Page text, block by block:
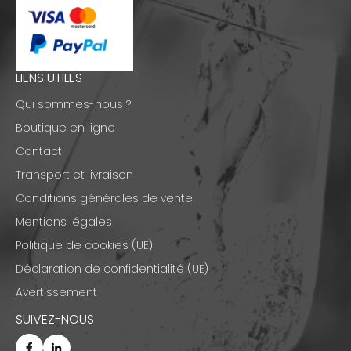
LIENS UTILES
Qui sommes-nous ?
Boutique en ligne
Contact
Transport et livraison
Conditions générales de vente
Mentions légales
Politique de cookies (UE)
Déclaration de confidentialité (UE)
Avertissement
SUIVEZ-NOUS